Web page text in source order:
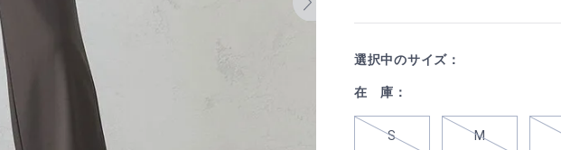
選択中のサイズ：
在 庫：
S M